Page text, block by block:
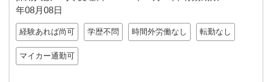
年08月08日
経験あれば尚可 学歴不問 時間外労働なし 転勤なし
マイカー通勤可